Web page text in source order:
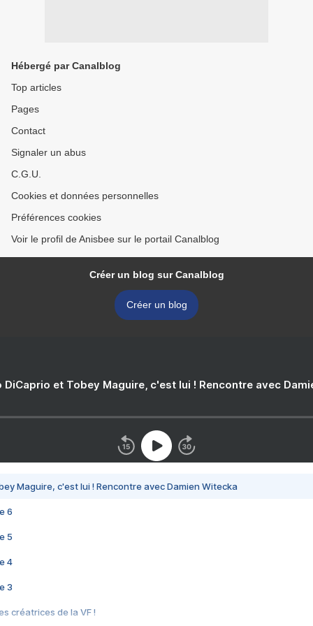
Hébergé par Canalblog
Top articles
Pages
Contact
Signaler un abus
C.G.U.
Cookies et données personnelles
Préférences cookies
Voir le profil de Anisbee sur le portail Canalblog
Créer un blog sur Canalblog
Créer un blog
DiCaprio et Tobey Maguire, c'est lui ! Rencontre avec
Maguire, c'est lui ! Rencontre avec Damien Witecka
6
5
4
3
créatrices de la VF !